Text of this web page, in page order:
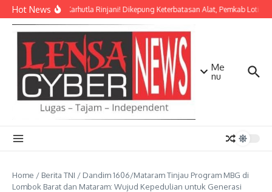
Lewati ke konten
Hot NewsDarurat Karhutla Rinjani! Dikepung Keterbatasan Alat, Pemkab Lotim
Me
nu
Home / Berita TNI / Dandim 1606/Mataram Tinjau Program MBG di
Lombok Barat dan Mataram: Wujud Kepedulian untuk Generasi